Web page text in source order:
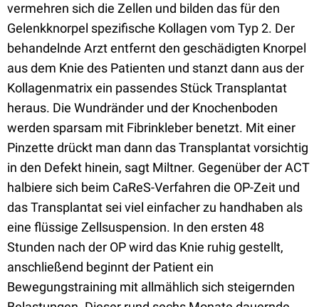
vermehren sich die Zellen und bilden das für den
Gelenkknorpel spezifische Kollagen vom Typ 2. Der
behandelnde Arzt entfernt den geschädigten Knorpel
aus dem Knie des Patienten und stanzt dann aus der
Kollagenmatrix ein passendes Stück Transplantat
heraus. Die Wundränder und der Knochenboden
werden sparsam mit Fibrinkleber benetzt. Mit einer
Pinzette drückt man dann das Transplantat vorsichtig
in den Defekt hinein, sagt Miltner. Gegenüber der ACT
halbiere sich beim CaReS-Verfahren die OP-Zeit und
das Transplantat sei viel einfacher zu handhaben als
eine flüssige Zellsuspension. In den ersten 48
Stunden nach der OP wird das Knie ruhig gestellt,
anschließend beginnt der Patient ein
Bewegungstraining mit allmählich sich steigernden